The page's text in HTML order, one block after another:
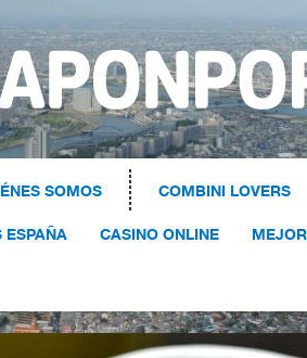
SOMOS COMBINI LOVERS
ESPAÑA CASINO ONLINE